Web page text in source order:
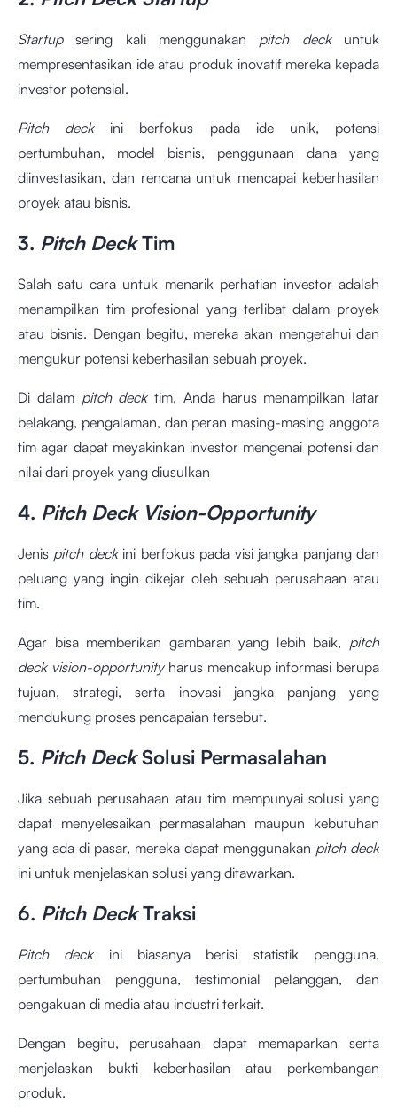
Startupsering kali menggunakan pitch deckuntuk
mempresentasikan ide atau produk inovatif mereka kepada
investor potensial.
Pitch deckini berfokus pada ide unik, potensi
pertumbuhan, model bisnis, penggunaan dana yang
diinvestasikan, dan rencana untuk mencapai keberhasilan
proyek atau bisnis.
3. Pitch DeckTim
Salah satu cara untuk menarik perhatian investor adalah
menampilkan tim profesional yang terlibat dalam proyek
atau bisnis. Dengan begitu, mereka akan mengetahui dan
mengukur potensi keberhasilan sebuah proyek.
Di dalam pitch decktim, Anda harus menampilkan latar
belakang, pengalaman, dan peran masing-masing anggota
tim agar dapat meyakinkan investor mengenai potensi dan
nilai dari proyek yang diusulkan
4. Pitch Deck Vision-Opportunity
Jenis pitch deck ini berfokus pada visi jangka panjang dan
peluang yang ingin dikejar oleh sebuah perusahaan atau
tim.
Agar bisa memberikan gambaran yang lebih baik, pitch
deck vision-opportunity harus mencakup informasi berupa
tujuan, strategi, serta inovasi jangka panjang yang
mendukung proses pencapaian tersebut.
5. Pitch DeckSolusi Permasalahan
Jika sebuah perusahaan atau tim mempunyai solusi yang
dapat menyelesaikan permasalahan maupun kebutuhan
yang ada di pasar, mereka dapat menggunakan pitch deck
ini untuk menjelaskan solusi yang ditawarkan.
6. Pitch DeckTraksi
Pitch deckini biasanya berisi statistik pengguna,
pertumbuhan pengguna, testimonial pelanggan, dan
pengakuan di media atau industri terkait.
Dengan begitu, perusahaan dapat memaparkan serta
menjelaskan bukti keberhasilan atau perkembangan
produk.